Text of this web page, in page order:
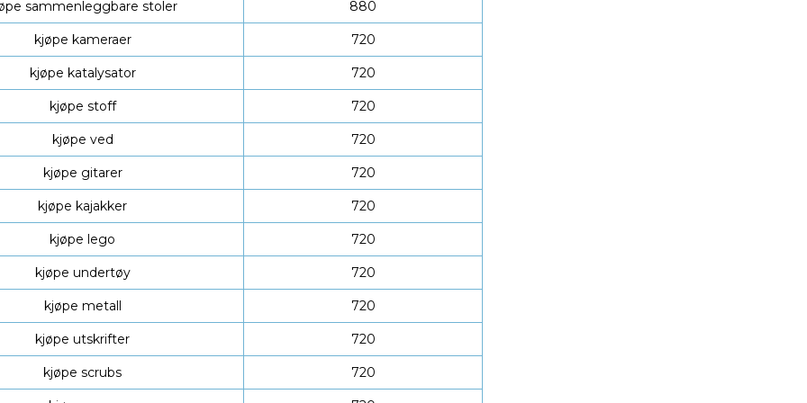
sammenleggbare stoler 880
kjøpe kameraer 720
kjøpe katalysator 720
kjøpe stoff 720
kjøpe ved 720
kjøpe gitarer 720
kjøpe kajakker 720
kjøpe lego 720
kjøpe undertøy 720
kjøpe metall 720
kjøpe utskrifter 720
kjøpe scrubs 720